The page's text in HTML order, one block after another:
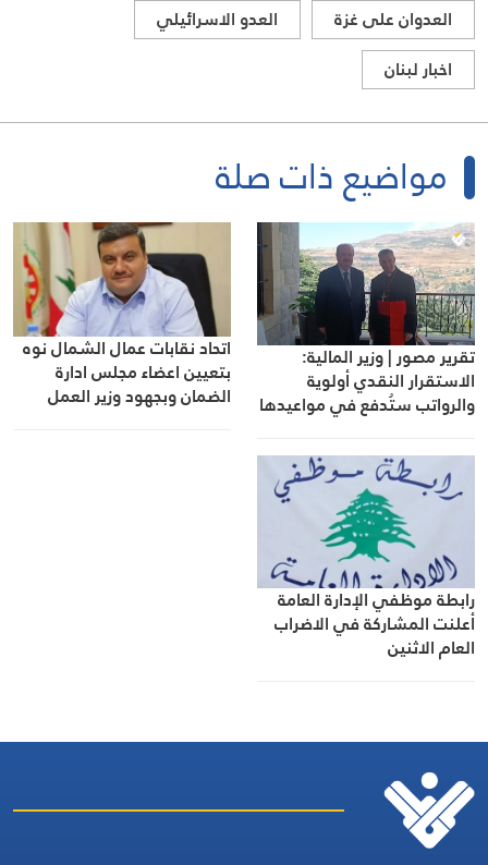
العدوان على غزة
العدو الاسرائيلي
اخبار لبنان
مواضيع ذات صلة
تقرير مصور | وزير المالية:
الاستقرار النقدي أولوية
والرواتب ستُدفع في مواعيدها
اتحاد نقابات عمال الشمال نوه
بتعيين اعضاء مجلس ادارة
الضمان وبجهود وزير العمل
رابطة موظفي الإدارة العامة
أعلنت المشاركة في الاضراب
العام الاثنين